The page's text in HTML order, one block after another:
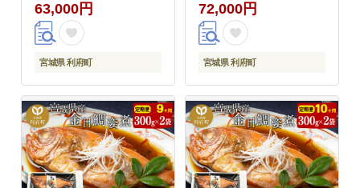
み レンチン 湯煎 簡単
煮物 煮付]
63,000円
宮城県 利府町
み レンチン 湯煎 簡単
煮物 煮付]
72,000円
宮城県 利府町